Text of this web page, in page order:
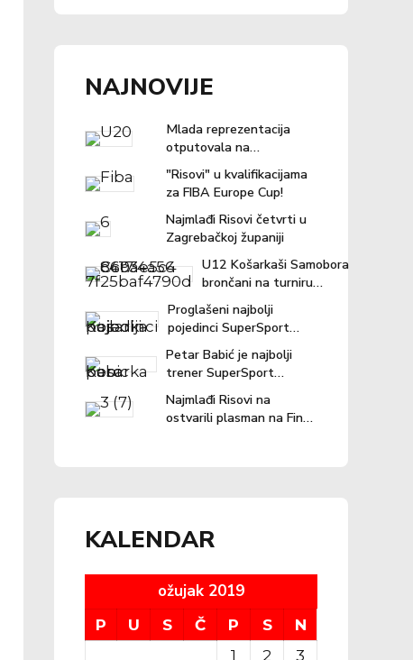
NAJNOVIJE
Mlada reprezentacija
otputovala na
Eurobasket u Ljubljanu
"Risovi" u kvalifikacijama
za FIBA Europe Cup!
Najmlađi Risovi četvrti u
Zagrebačkoj županiji
U12 Košarkaši Samobora
brončani na turniru
"Povratak košarci"
Proglašeni najbolji
pojedinci SuperSport
Premijer lige
Petar Babić je najbolji
trener SuperSport
Premijer lige u prošloj
sezoni!
Najmlađi Risovi na
ostvarili plasman na Final
KALENDAR
ožujak 2019
P U S Č P S
N
1
2
3